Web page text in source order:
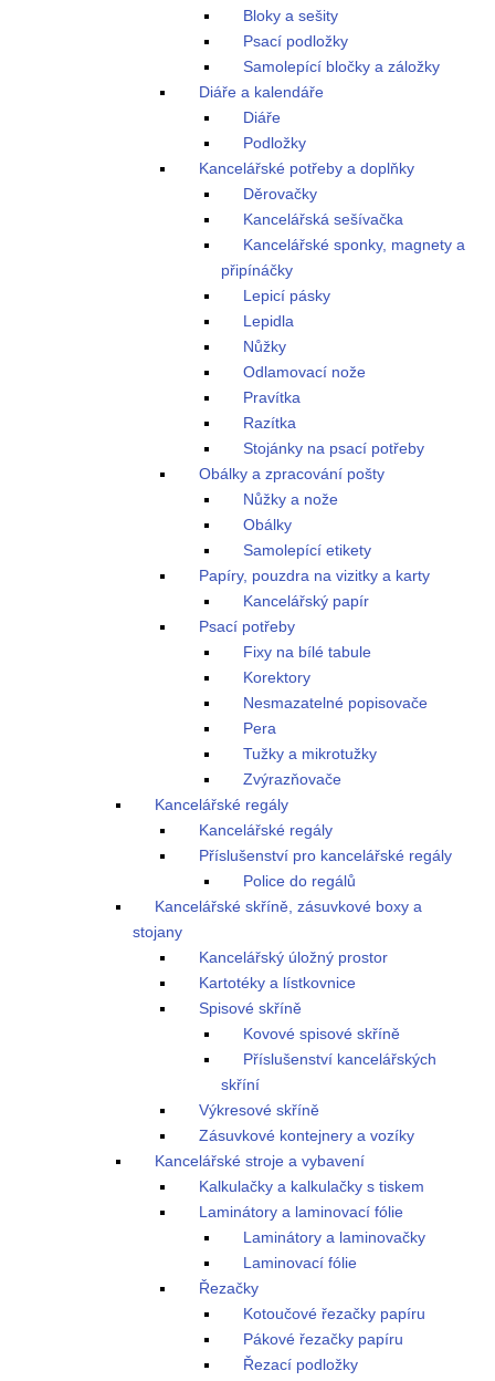
Bloky a sešity
Psací podložky
Samolepící bločky a záložky
Diáře a kalendáře
Diáře
Podložky
Kancelářské potřeby a doplňky
Děrovačky
Kancelářská sešívačka
Kancelářské sponky, magnety a
připínáčky
Lepicí pásky
Lepidla
Nůžky
Odlamovací nože
Pravítka
Razítka
Stojánky na psací potřeby
Obálky a zpracování pošty
Nůžky a nože
Obálky
Samolepící etikety
Papíry, pouzdra na vizitky a karty
Kancelářský papír
Psací potřeby
Fixy na bílé tabule
Korektory
Nesmazatelné popisovače
Pera
Tužky a mikrotužky
Zvýrazňovače
Kancelářské regály
Kancelářské regály
Příslušenství pro kancelářské regály
Police do regálů
Kancelářské skříně, zásuvkové boxy a
stojany
Kancelářský úložný prostor
Kartotéky a lístkovnice
Spisové skříně
Kovové spisové skříně
Příslušenství kancelářských
skříní
Výkresové skříně
Zásuvkové kontejnery a vozíky
Kancelářské stroje a vybavení
Kalkulačky a kalkulačky s tiskem
Laminátory a laminovací fólie
Laminátory a laminovačky
Laminovací fólie
Řezačky
Kotoučové řezačky papíru
Pákové řezačky papíru
Řezací podložky